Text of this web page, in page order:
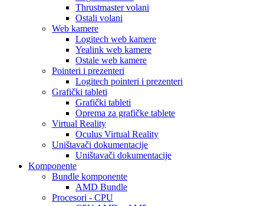
Thrustmaster volani
Ostali volani
Web kamere
Logitech web kamere
Yealink web kamere
Ostale web kamere
Pointeri i prezenteri
Logitech pointeri i prezenteri
Grafički tableti
Grafički tableti
Oprema za grafičke tablete
Virtual Reality
Oculus Virtual Reality
Uništavači dokumentacije
Uništavači dokumentacije
Komponente
Bundle komponente
AMD Bundle
Procesori - CPU